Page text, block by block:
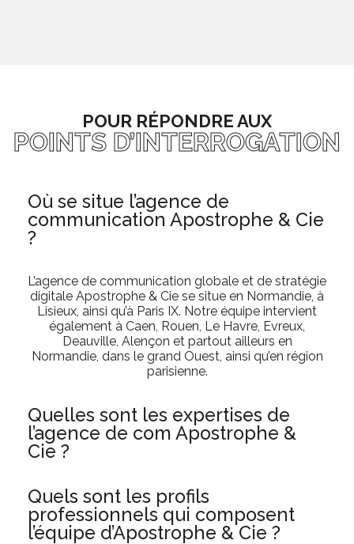
POUR RÉPONDRE AUX
POINTS D’INTERROGATION
Où se situe l’agence de
communication Apostrophe & Cie
?
L’agence de communication globale et de stratégie
digitale Apostrophe & Cie se situe en Normandie, à
Lisieux, ainsi qu’à Paris IX. Notre équipe intervient
également à Caen, Rouen, Le Havre, Evreux,
Deauville, Alençon et partout ailleurs en
Normandie, dans le grand Ouest, ainsi qu’en région
parisienne.
Quelles sont les expertises de
l’agence de com Apostrophe &
Cie ?
Quels sont les profils
professionnels qui composent
l’équipe d’Apostrophe & Cie ?